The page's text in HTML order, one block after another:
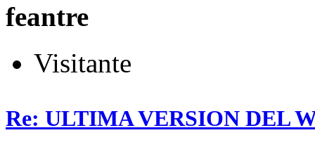
feantre
Visitante
Re: ULTIMA VERSION DEL